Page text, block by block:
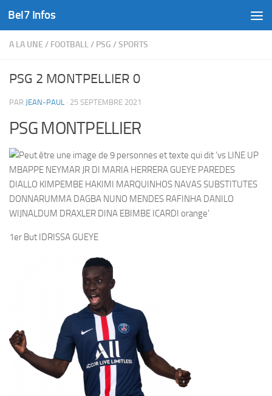
Skip to content
Bel7 Infos
A LA UNE / FOOTBALL/ PSG /SPORTS
PSG 2 MONTPELLIER 0
PAR JEAN-PAUL · 25 SEPTEMBRE 2021
PSG MONTPELLIER
1er But IDRISSA GUEYE